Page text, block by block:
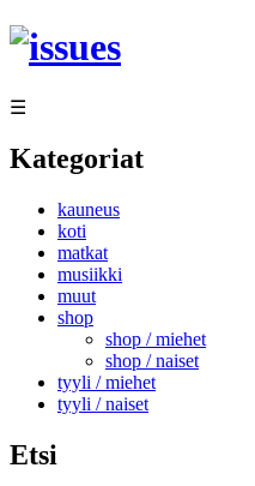
Siirry
sisältöön
☰
Kategoriat
kauneus
koti
matkat
musiikki
muut
shop
shop / miehet
shop / naiset
tyyli / miehet
tyyli / naiset
Etsi